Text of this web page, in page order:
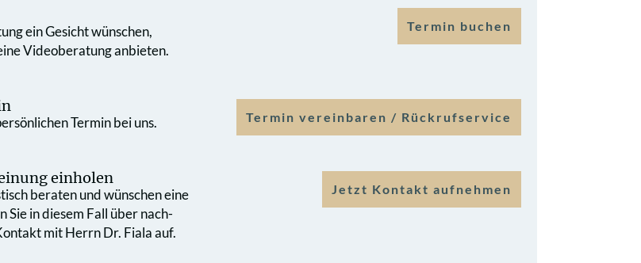
ein Gesicht wünschen,
Videoberatung anbieten.
Termin buchen
Termin bei uns. Termin vereinbaren / Rückrufservice
einholen
beraten und wünschen eine
Sie in diesem Fall über nach­
mit Herrn Dr. Fiala auf.
Jetzt Kontakt aufnehmen